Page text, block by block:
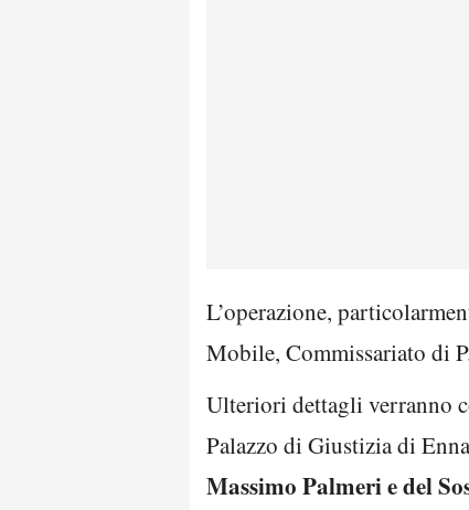
L’operazione,
Mobile, Commissariato di
Ulteriori dettagli verranno
Palazzo di Giustizia di
Massimo Palmeri e del